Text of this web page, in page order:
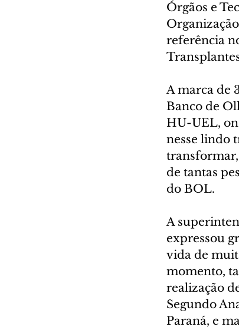
Órgãos e
referência
A marca de
Banco de
HU-UEL,
nesse lindo
transformar,
de tantas
do BOL.
A
expressou
vida de
momento,
realização
Segundo
Paraná, e